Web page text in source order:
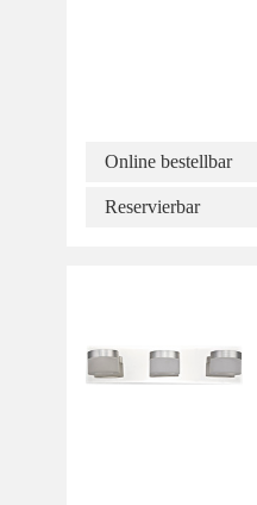
Online bestellbar
Reservierbar